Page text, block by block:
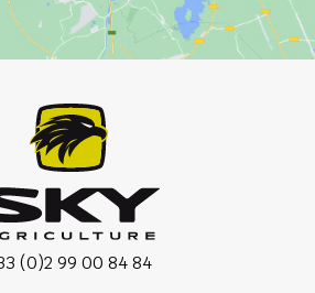
(0)2 99 00 84 84